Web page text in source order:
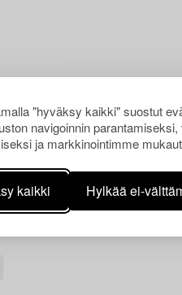
"hyväksy kaikki" suostut
navigoinnin
ja markkinointimme
kaikki Hylkää ei-